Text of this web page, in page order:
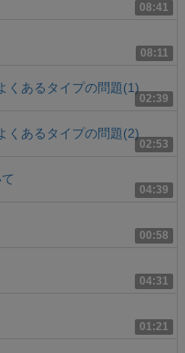
08:41
08:11
02:39
くあるタイプの問題(1)
02:53
くあるタイプの問題(2)
04:39
00:58
04:31
01:21